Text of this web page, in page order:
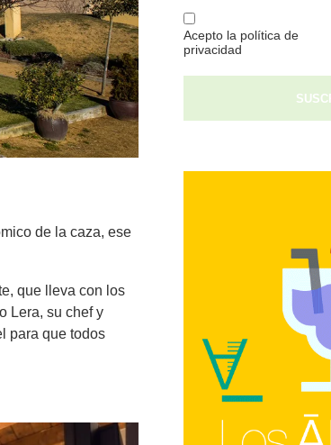
de la caza, ese
que lleva con los
Lera, su chef y
para que todos
Acepto la política de
privacidad